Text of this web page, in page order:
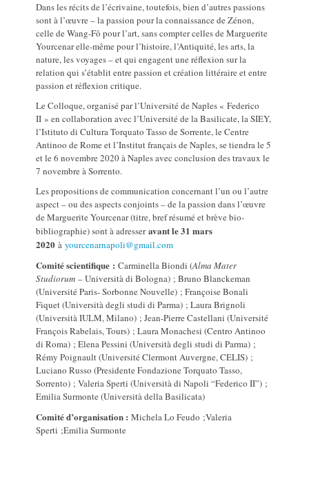
Dans les récits de l’écrivaine, toutefois, bien d’autres passions
sont à l’œuvre – la passion pour la connaissance de Zénon,
celle de Wang-Fô pour l’art, sans compter celles de Marguerite
Yourcenar elle-même pour l’histoire, l’Antiquité, les arts, la
nature, les voyages – et qui engagent une réflexion sur la
relation qui s’établit entre passion et création littéraire et entre
passion et réflexion critique.
Le Colloque, organisé par l’Université de Naples « Federico
II » en collaboration avec l’Université de la Basilicate, la SIEY,
l’Istituto di Cultura Torquato Tasso de Sorrente, le Centre
Antinoo de Rome et l’Institut français de Naples, se tiendra le 5
et le 6 novembre 2020 à Naples avec conclusion des travaux le
7 novembre à Sorrento.
Les propositions de communication concernant l’un ou l’autre
aspect – ou des aspects conjoints – de la passion dans l’œuvre
de Marguerite Yourcenar (titre, bref résumé et brève bio-
bibliographie) sont à adresseravant le 31 mars
2020 àyourcenarnapoli@gmail.com
Comité scientifique : Carminella Biondi (Alma Mater
Studiorum – Università di Bologna) ; Bruno Blanckeman
(Université Paris- Sorbonne Nouvelle) ; Françoise Bonali
Fiquet (Università degli studi di Parma) ; Laura Brignoli
(Università IULM, Milano) ; Jean-Pierre Castellani (Université
François Rabelais, Tours) ; Laura Monachesi (Centro Antinoo
di Roma) ; Elena Pessini (Università degli studi di Parma) ;
Rémy Poignault (Université Clermont Auvergne, CELIS) ;
Luciano Russo (Presidente Fondazione Torquato Tasso,
Sorrento) ; Valeria Sperti (Università di Napoli “Federico II”) ;
Emilia Surmonte (Università della Basilicata)
Comité d’organisation : Michela Lo Feudo ;Valeria
Sperti ;Emilia Surmonte